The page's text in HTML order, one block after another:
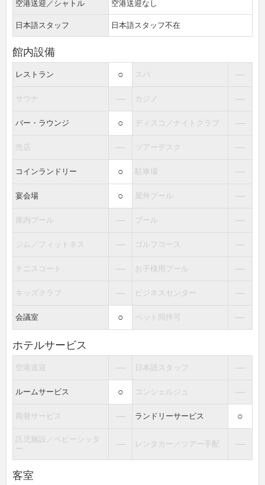
空港送迎／シャトル 空港送迎なし
日本語スタッフ 日本語スタッフ不在
館内設備
レストラン ○ スパ ―
サウナ ― カジノ ―
バー・ラウンジ ○ ディスコ／ナイトクラブ ―
売店 ― ツアーデスク ―
コインランドリー ○ 駐車場 ―
宴会場 ○ 屋外プール ―
屋内プール ― プール ―
ジム／フィットネス ― ゴルフコース ―
テニスコート ― お子様用プール ―
キッズクラブ ― ビジネスセンター ―
会議室 ○ ペット同伴可 ―
ホテルサービス
空港送迎 ― 日本語スタッフ ―
ルームサービス ○ コンシェルジュ ―
両替サービス ― ランドリーサービス ○
託児施設／ベビーシッタ
ー
― レンタカー／ツアー手配 ―
客室